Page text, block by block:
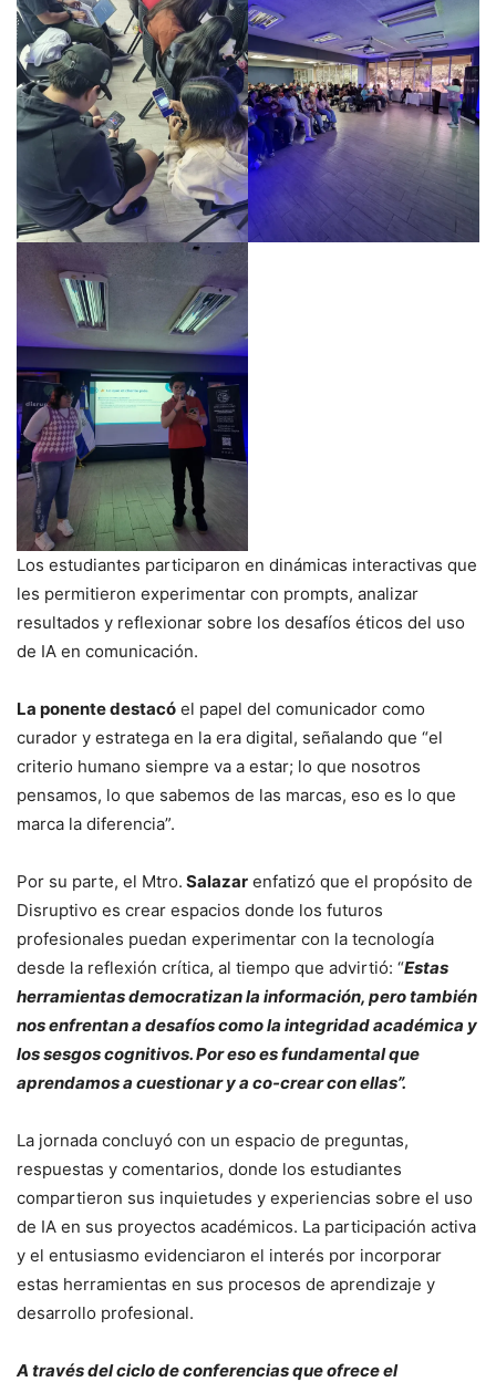
Los estudiantes participaron en dinámicas interactivas que
les permitieron experimentar con prompts, analizar
resultados y reflexionar sobre los desafíos éticos del uso
de IA en comunicación.
La ponente destacó el papel del comunicador como
curador y estratega en la era digital, señalando que “el
criterio humano siempre va a estar; lo que nosotros
pensamos, lo que sabemos de las marcas, eso es lo que
marca la diferencia”.
Por su parte, el Mtro. Salazar enfatizó que el propósito de
Disruptivo es crear espacios donde los futuros
profesionales puedan experimentar con la tecnología
desde la reflexión crítica, al tiempo que advirtió: “Estas
herramientas democratizan la información, pero también
nos enfrentan a desafíos como la integridad académica y
los sesgos cognitivos. Por eso es fundamental que
aprendamos a cuestionar y a co-crear con ellas”.
La jornada concluyó con un espacio de preguntas,
respuestas y comentarios, donde los estudiantes
compartieron sus inquietudes y experiencias sobre el uso
de IA en sus proyectos académicos. La participación activa
y el entusiasmo evidenciaron el interés por incorporar
estas herramientas en sus procesos de aprendizaje y
desarrollo profesional.
A través del ciclo de conferencias que ofrece el